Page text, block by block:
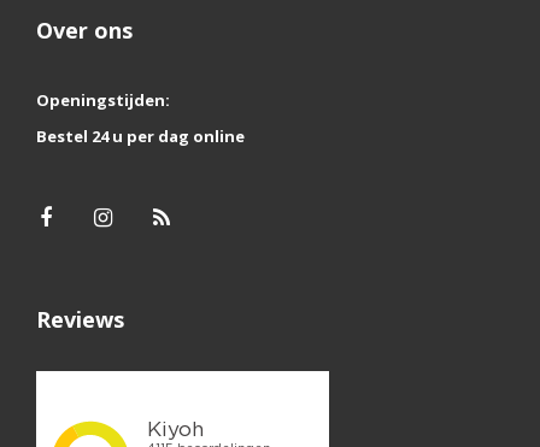
Over ons
Openingstijden:
Bestel 24 u per dag online
Reviews